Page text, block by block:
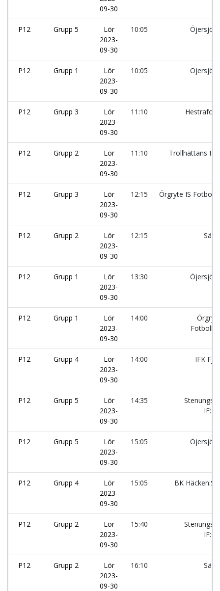
09-30
P12 Grupp 5
Lör
2023-
09-30
10:05 Öjersjö
P12 Grupp 1
Lör
2023-
09-30
10:05 Öjersjö
P12 Grupp 3
Lör
2023-
09-30
11:10
P12 Grupp 2
Lör
2023-
09-30
11:10 Trollhättans
P12 Grupp 3
Lör
2023-
09-30
12:15 Örgryte IS
P12 Grupp 2
Lör
2023-
09-30
12:15
P12 Grupp 1
Lör
2023-
09-30
13:30 Öjersjö
P12 Grupp 1
Lör
2023-
09-30
14:00
P12 Grupp 4
Lör
2023-
09-30
14:00 IFK
P12 Grupp 5
Lör
2023-
09-30
14:35
P12 Grupp 5
Lör
2023-
09-30
15:05 Öjersjö
P12 Grupp 4
Lör
2023-
09-30
15:05 BK
P12 Grupp 2
Lör
2023-
09-30
15:40
P12 Grupp 2
Lör
2023-
09-30
16:10